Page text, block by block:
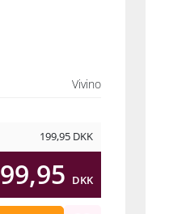
Vivino
199,95 DKK
99,95 DKK